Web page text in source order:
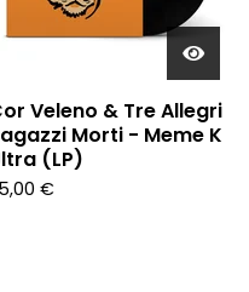
Veleno & Tre Allegri
Morti - Meme K
(LP)
€